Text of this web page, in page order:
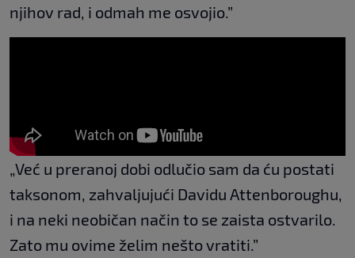
njihov rad, i odmah me osvojio.”
„Već u preranoj dobi odlučio sam da ću postati
taksonom, zahvaljujući Davidu Attenboroughu,
i na neki neobičan način to se zaista ostvarilo.
Zato mu ovime želim nešto vratiti.”